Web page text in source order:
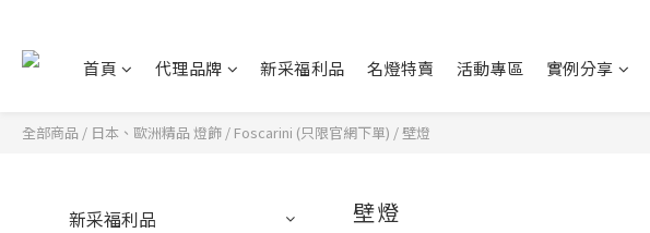
首頁 代理品牌 新采福利品 名燈特賣 活動專區 實例分享
全部商品 / 日本、歐洲精品 燈飾 / Foscarini (只限官網下單) /壁燈
新采福利品
壁燈